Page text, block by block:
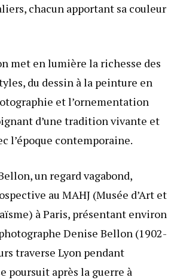
chacun apportant sa couleur
met en lumière la richesse des
du dessin à la peinture en
et l’ornementation
d’une tradition vivante et
l’époque contemporaine.
un regard vagabond,
au MAHJ (Musée d’Art et
à Paris, présentant environ
Denise Bellon (1902-
traverse Lyon pendant
poursuit après la guerre à